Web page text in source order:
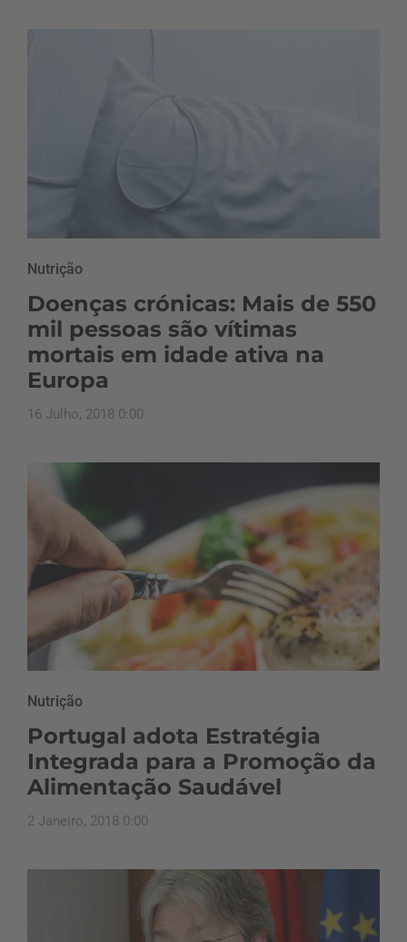
Nutrição
Doenças crónicas: Mais de 550
mil pessoas são vítimas
mortais em idade ativa na
Europa
16 Julho, 2018 0:00
Nutrição
Portugal adota Estratégia
Integrada para a Promoção da
Alimentação Saudável
2 Janeiro, 2018 0:00